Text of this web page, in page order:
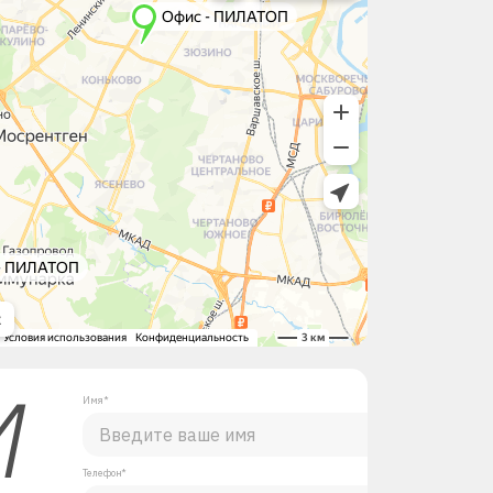
Имя*
Телефон*